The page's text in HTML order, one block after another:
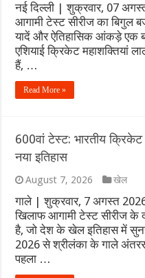
नई दिल्ली | शुक्रवार, 07
आगामी टेस्ट सीरीज का बिगुल
यादें और ऐतिहासिक आंकड़े एक
एशियाई क्रिकेट महाशक्तियां
हैं, …
Read More »
600वां टेस्ट: भारतीय
नया इतिहास
August 7, 2026 खेल
गाले | शुक्रवार, 7 अगस्त
खिलाफ आगामी टेस्ट सीरीज के
है, जो देश के खेल इतिहास में
2026 से श्रीलंका के गाले
पहला …